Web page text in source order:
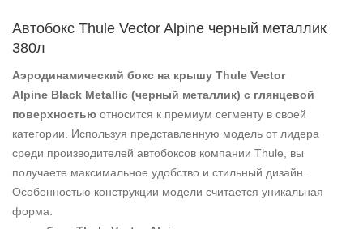
Автобокс Thule Vector Alpine черный металлик
380л
Аэродинамический бокс на крышу Thule Vector
Alpine Black Metallic (черный металлик) с глянцевой
поверхностью относится к премиум сегменту в своей
категории. Используя представленную модель от лидера
среди производителей автобоксов компании Thule, вы
получаете максимальное удобство и стильный дизайн.
Особенностью конструкции модели считается уникальная
форма: